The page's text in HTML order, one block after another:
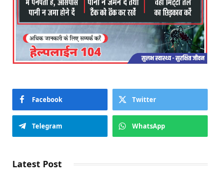
Facebook Twitter
Telegram WhatsApp
Latest Post